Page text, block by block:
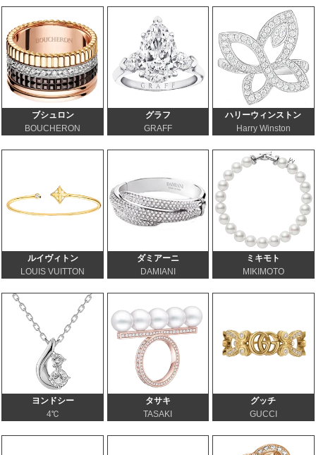
ブシュロン
BOUCHERON
グラフ
GRAFF
ハリーウィンストン
Harry Winston
ルイヴィトン
LOUIS VUITTON
ダミアーニ
DAMIANI
ミキモト
MIKIMOTO
ヨンドシー
4℃
タサキ
TASAKI
グッチ
GUCCI